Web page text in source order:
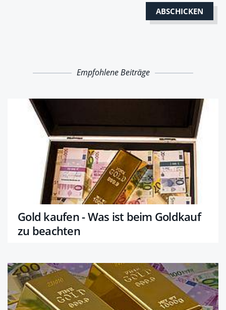
Empfohlene Beiträge
Gold kaufen - Was ist beim Goldkauf
zu beachten